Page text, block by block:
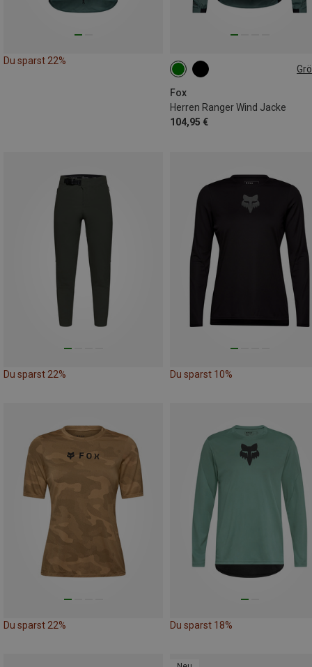
Du sparst 22%
Fox
Herren Ranger Wind Jacke
104,95 €
S L
Du sparst 22% Du sparst 10%
Du sparst 22% Du sparst 18%